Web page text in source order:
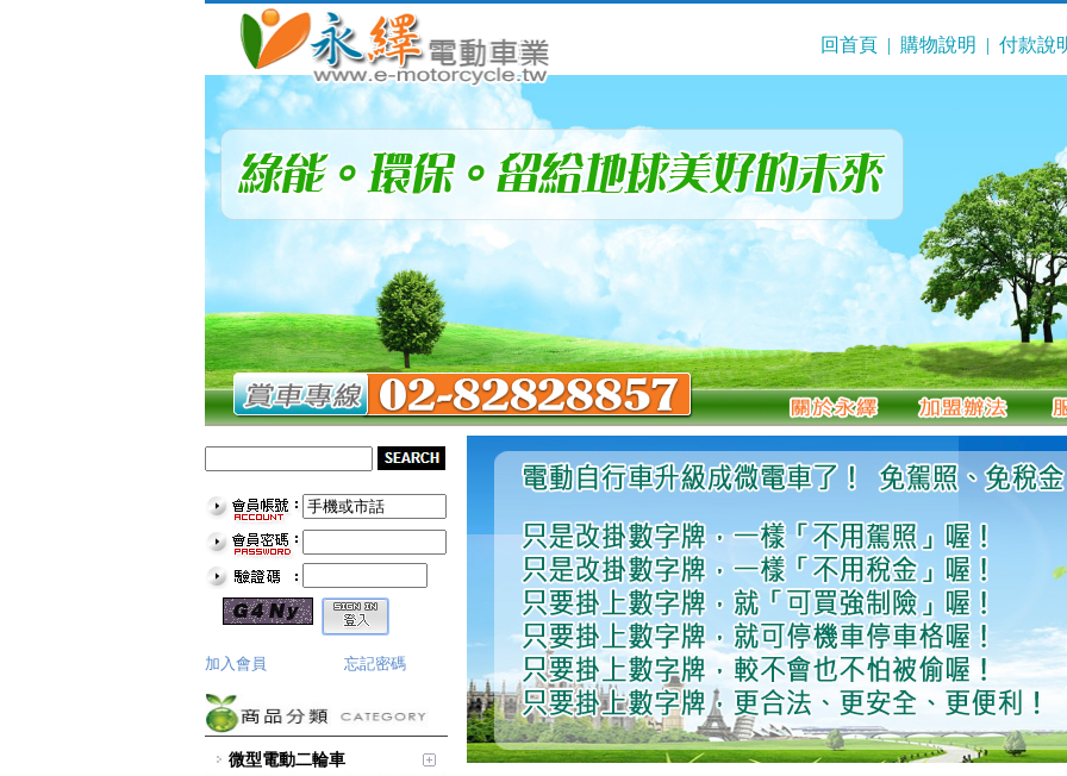
回首頁 | 購物說明 | 付款說
加入會員 忘記密碼
微型電動二輪車